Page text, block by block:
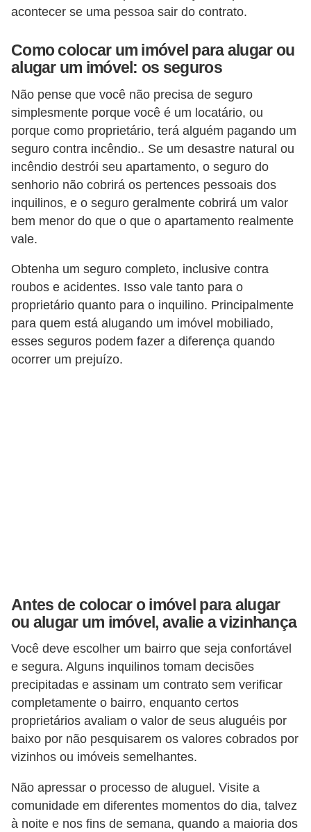
acontecer se uma pessoa sair do contrato.
Como colocar um imóvel para alugar ou
alugar um imóvel: os seguros
Não pense que você não precisa de seguro
simplesmente porque você é um locatário, ou
porque como proprietário, terá alguém pagando um
seguro contra incêndio.. Se um desastre natural ou
incêndio destrói seu apartamento, o seguro do
senhorio não cobrirá os pertences pessoais dos
inquilinos, e o seguro geralmente cobrirá um valor
bem menor do que o que o apartamento realmente
vale.
Obtenha um seguro completo, inclusive contra
roubos e acidentes. Isso vale tanto para o
proprietário quanto para o inquilino. Principalmente
para quem está alugando um imóvel mobiliado,
esses seguros podem fazer a diferença quando
ocorrer um prejuízo.
Antes de colocar o imóvel para alugar
ou alugar um imóvel, avalie a vizinhança
Você deve escolher um bairro que seja confortável
e segura. Alguns inquilinos tomam decisões
precipitadas e assinam um contrato sem verificar
completamente o bairro, enquanto certos
proprietários avaliam o valor de seus aluguéis por
baixo por não pesquisarem os valores cobrados por
vizinhos ou imóveis semelhantes.
Não apressar o processo de aluguel. Visite a
comunidade em diferentes momentos do dia, talvez
à noite e nos fins de semana, quando a maioria dos